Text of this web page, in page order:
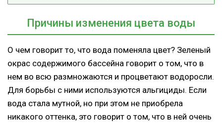
Причины изменения цвета воды
О чем говорит то, что вода поменяла цвет? Зеленый
окрас содержимого бассейна говорит о том, что в
нем во всю размножаются и процветают водоросли.
Для борьбы с ними используются альгициды. Если
вода стала мутной, но при этом не приобрела
никакого оттенка, это говорит о том, что в ней очень